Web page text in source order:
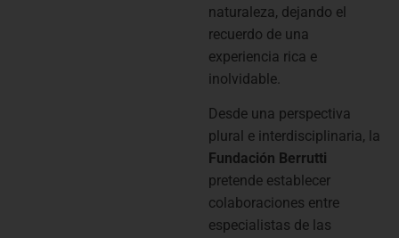
naturaleza, dejando el
recuerdo de una
experiencia rica e
inolvidable.
Desde una perspectiva
plural e interdisciplinaria, la
Fundación Berrutti
pretende establecer
colaboraciones en­tre
especialistas de las